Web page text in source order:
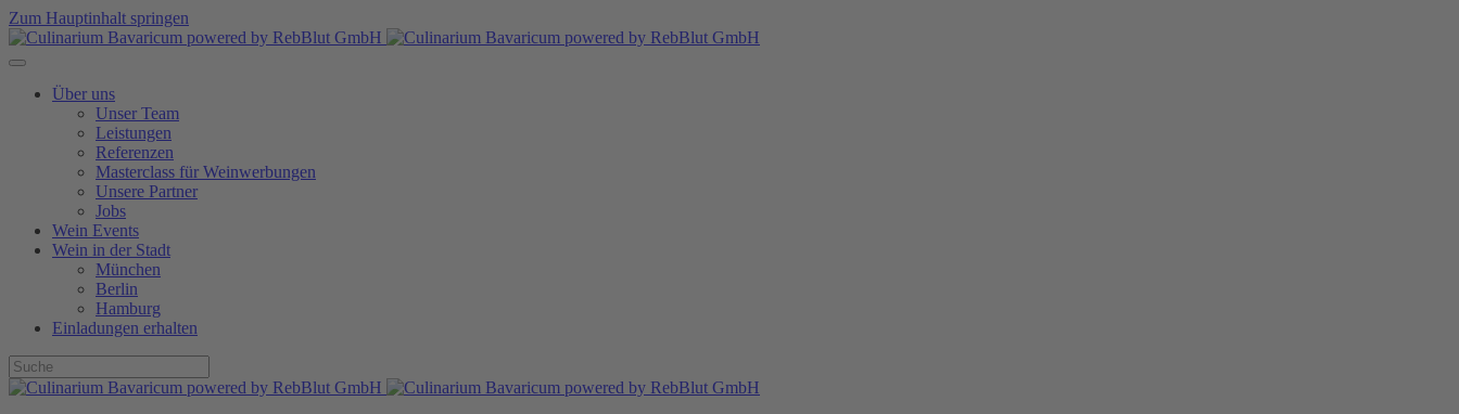
Zum Hauptinhalt springen
Über uns
Unser Team
Leistungen
Referenzen
Masterclass für Weinwerbungen
Unsere Partner
Jobs
Wein Events
Wein in der Stadt
München
Berlin
Hamburg
Einladungen erhalten